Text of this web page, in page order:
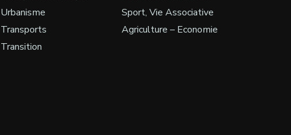
Urbanisme
Transports
Transition
Sport, Vie Associative
Agriculture – Economie